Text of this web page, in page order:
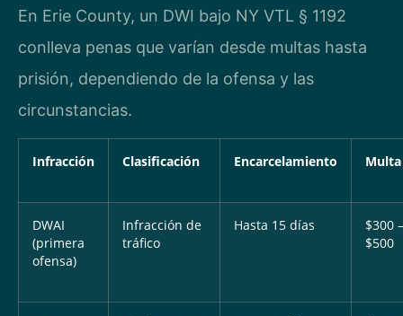
En Erie County, un DWI bajo NY VTL § 1192
conlleva penas que varían desde multas hasta
prisión, dependiendo de la ofensa y las
circunstancias.
Infracción Clasificación Encarcelamiento Multa
DWAI
(primera
ofensa)
Infracción de
tráfico
Hasta 15 días
$300 –
$500